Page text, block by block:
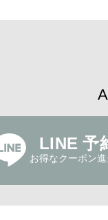
LINE 予
お得なクーポン進